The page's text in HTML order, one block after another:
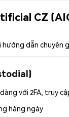
CZ
hướng dẫn chuyên
với 2FA, truy
hàng ngày